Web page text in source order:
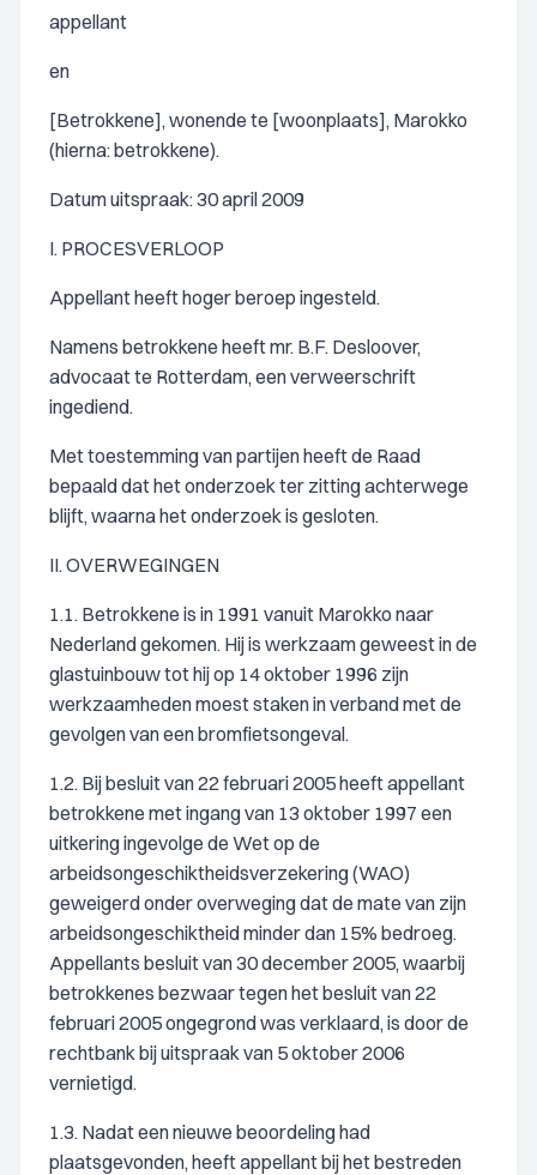
appellant
en
[Betrokkene], wonende te [woonplaats], Marokko
(hierna: betrokkene).
Datum uitspraak: 30 april 2009
I. PROCESVERLOOP
Appellant heeft hoger beroep ingesteld.
Namens betrokkene heeft mr. B.F. Desloover,
advocaat te Rotterdam, een verweerschrift
ingediend.
Met toestemming van partijen heeft de Raad
bepaald dat het onderzoek ter zitting achterwege
blijft, waarna het onderzoek is gesloten.
II. OVERWEGINGEN
1.1. Betrokkene is in 1991 vanuit Marokko naar
Nederland gekomen. Hij is werkzaam geweest in de
glastuinbouw tot hij op 14 oktober 1996 zijn
werkzaamheden moest staken in verband met de
gevolgen van een bromfietsongeval.
1.2. Bij besluit van 22 februari 2005 heeft appellant
betrokkene met ingang van 13 oktober 1997 een
uitkering ingevolge de Wet op de
arbeidsongeschiktheidsverzekering (WAO)
geweigerd onder overweging dat de mate van zijn
arbeidsongeschiktheid minder dan 15% bedroeg.
Appellants besluit van 30 december 2005, waarbij
betrokkenes bezwaar tegen het besluit van 22
februari 2005 ongegrond was verklaard, is door de
rechtbank bij uitspraak van 5 oktober 2006
vernietigd.
1.3. Nadat een nieuwe beoordeling had
plaatsgevonden, heeft appellant bij het bestreden